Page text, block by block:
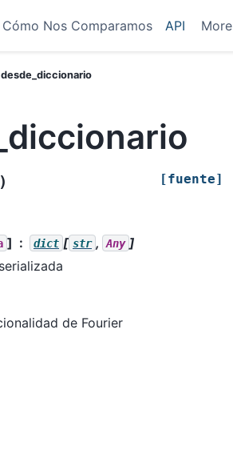
Cómo Nos Comparamos API More
) [fuente]
] dict [ str , Any ]
de Fourier